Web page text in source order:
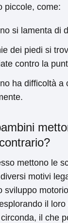
piccole, come:
si lamenta di
dei piedi si
contro la
ha difficoltà a
mettono le
motivi
sviluppo
il loro
il che